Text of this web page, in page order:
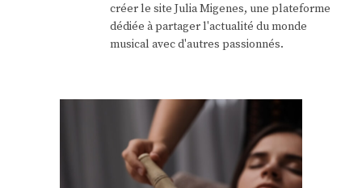
créer le site Julia Migenes, une plateforme
dédiée à partager l'actualité du monde
musical avec d'autres passionnés.